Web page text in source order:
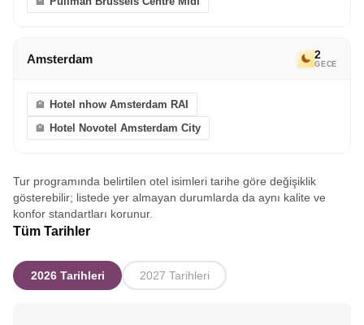
Amsterdam 2
GECE
Hotel nhow Amsterdam RAI
Hotel Novotel Amsterdam City
Tur programında belirtilen otel isimleri tarihe göre değişiklik
gösterebilir; listede yer almayan durumlarda da aynı kalite ve
konfor standartları korunur.
Tüm Tarihler
2026 Tarihleri 2027 Tarihleri